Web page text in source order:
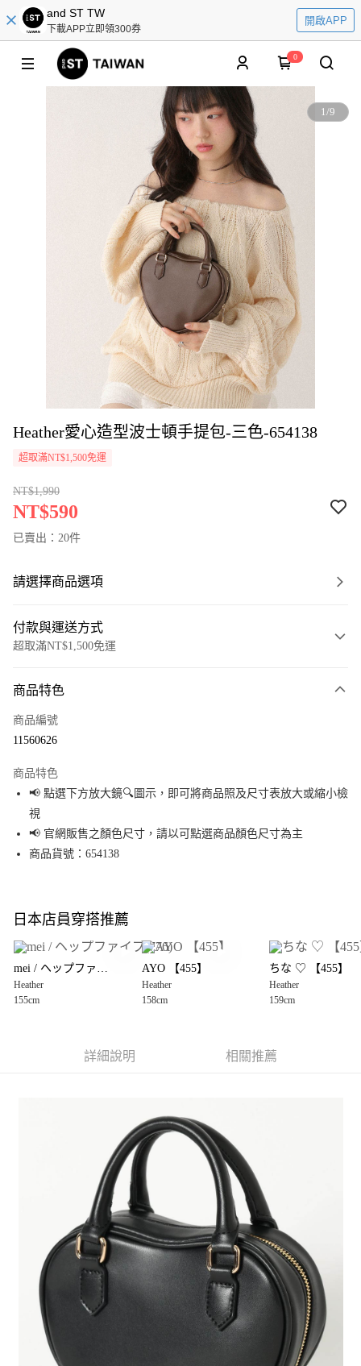
and ST TW
下載APP立即領300券
開啟APP
0
1/9
Heather愛心造型波士頓手提包-三色-654138
超取滿NT$1,500免運
NT$1,990
NT$590
已賣出：20件
請選擇商品選項
付款與運送方式
超取滿NT$1,500免運
信用卡一次付款
Apple Pay
街口支付
悠遊付
全盈+PAY
大哥付你分期
【大哥付你分期使用說明】
1.本服務由台灣大哥大提供，台灣大哥大用戶可立即使用無須另外申請。
2.付款方式選擇「大哥付你分期」，訂單成立後會自動跳轉到大哥付的交易
3.實際核准額度、可分期數及費用金額請依後續交易確認頁面所載為準。
4.訂單成立30分鐘內，如未前往確認交易或遇審核未通過，訂單將自動取
1.分期款項不併入電信帳單，「大哥付你分期」於每月結算日後寄送繳費提
2.透過簡訊連結打開帳單後，可選擇「超商條碼／台灣大直營門市／銀行轉
帳／街口支付／iPASS MONEY」等通路繳費。
1.本服務係由「台灣大哥大股份有限公司」（以下簡稱本公司）所提供，讓
用戶於交易時，得透過本服務購買商品或服務，並由商店將買賣／分期付款
買賣價金債權讓與本公司後，依約使用本公司帳單繳交帳款。
2.基於同意付款使用「大哥付你分期」之契約關係目的，商店將以您的個人
資料（包含姓名、電話或地址）提供予台灣大哥大進項蒐集、處理及利用，
由本公司與您本人進行分期帳單所需資料之確認、核對及更正。
3.完整用戶服務條款，請詳閱以下連結：
https://oppay.tw/userRule
AFTEE先享後付
【「AFTEE先享後付」結帳流程】
１．於結帳方式選擇「AFTEE先享後付」後，將跳轉至「AFTEE先享後付」
結帳頁面，進行簡訊認證並確認金額後，即可完成結帳。
２．訂單成立數日內，您將收到繳費通知簡訊。
３．收到繳費通知簡訊後14天內，點擊此簡訊中的連結，可透過四大超商／
ATM／網路銀行／等多元方式進行付款，方視為交易完成。
※ 請注意：結帳手續完成當下不需立刻繳費，但若您需要取消訂單，請聯絡
購買商品的店家。未經商家同意取消之訂單仍視為有效，需透過AFTEE先享
後付繳納相關費用。
※ 交易是否成功請以「AFTEE先享後付 」之結帳頁面顯示為準，若有關於
是否繳費成功／繳費後需取消欲退款等相關疑問，請聯繫「AFTEE先享後付
客戶支援中心」
https://netprotections.freshdesk.com/support/home
【注意事項】
１．透過由恩沛科技股份有限公司提供之「AFTEE先享後付」服務完成之交
易，需依本服務之必要範圍內提供個人資料，並將交易相關給付款項請求債
權轉讓予恩沛科技股份有限公司。
每筆NT$80，滿NT$1,500(含以上)免運費
每筆NT$80，滿NT$1,500(含以上)免運費
付款後 7-11取貨
每筆NT$80，滿NT$1,500(含以上)免運費
每筆NT$80，滿NT$1,500(含以上)免運費
商品特色
商品編號
11560626
商品特色
📢 點選下方放大鏡🔍圖示，即可將商品照及尺寸表放大或縮小檢
視
📢 官網販售之顏色尺寸，請以可點選商品顏色尺寸為主
商品貨號：654138
日本店員穿搭推薦
mei / ヘップファイブ(776)
Heather
155cm
AYO 【455】
Heather
158cm
ちな ♡ 【455】
Heather
159cm
詳細說明 相關推薦